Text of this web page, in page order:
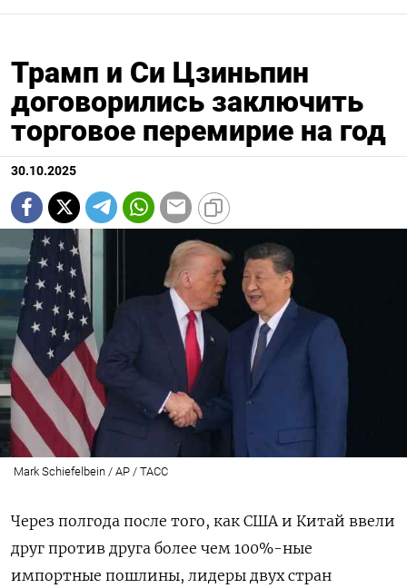
Трамп и Си Цзиньпин
договорились заключить
торговое перемирие на год
30.10.2025
Mark Schiefelbein / AP / ТАСС
Через полгода после того, как США и Китай ввели
друг против друга более чем 100%-ные
импортные пошлины, лидеры двух стран